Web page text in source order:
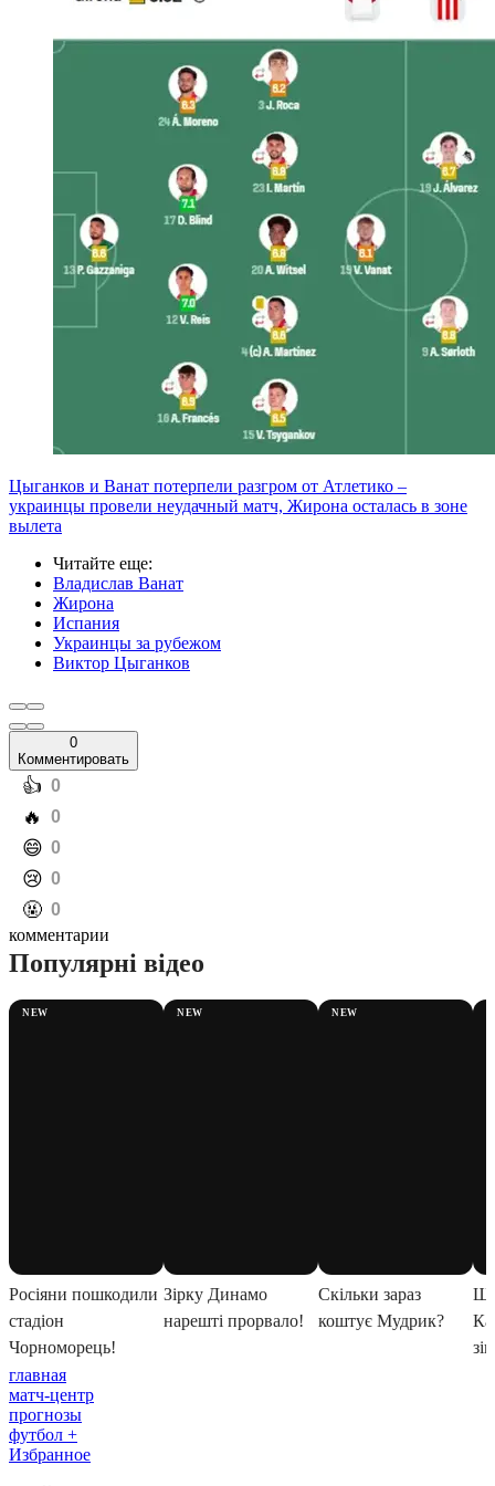
Цыганков и Ванат потерпели разгром от Атлетико –
украинцы провели неудачный матч, Жирона осталась в зоне
вылета
Читайте еще:
Владислав Ванат
Жирона
Испания
Украинцы за рубежом
Виктор Цыганков
0
Комментировать
️👍 0
️🔥 0
️😄 0
️😢 0
️🤬 0
комментарии
главная
матч-центр
прогнозы
футбол +
Избранное